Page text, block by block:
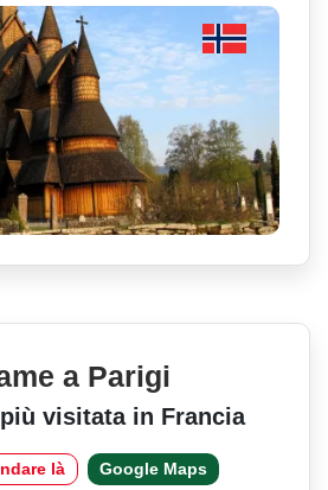
a Parigi
visitata in Francia
là Google Maps